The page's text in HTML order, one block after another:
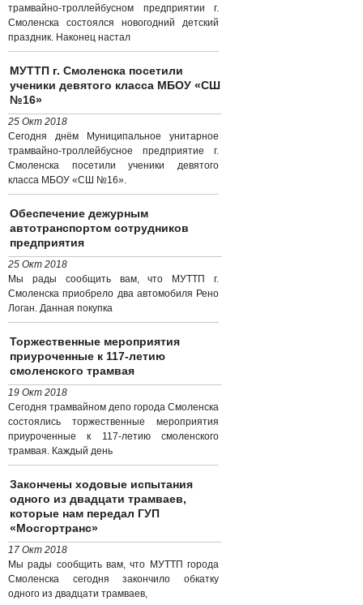
трамвайно-троллейбусном предприятии г.
Смоленска состоялся новогодний детский
праздник. Наконец настал
МУТТП г. Смоленска посетили
ученики девятого класса МБОУ «СШ
№16»
25 Окт 2018
Сегодня днём Муниципальное унитарное
трамвайно-троллейбусное предприятие г.
Смоленска посетили ученики девятого
класса МБОУ «СШ №16».
Обеспечение дежурным
автотранспортом сотрудников
предприятия
25 Окт 2018
Мы рады сообщить вам, что МУТТП г.
Смоленска приобрело два автомобиля Рено
Логан. Данная покупка
Торжественные мероприятия
приуроченные к 117-летию
смоленского трамвая
19 Окт 2018
Сегодня трамвайном депо города Смоленска
состоялись торжественные мероприятия
приуроченные к 117-летию смоленского
трамвая. Каждый день
Закончены ходовые испытания
одного из двадцати трамваев,
которые нам передал ГУП
«Мосгортранс»
17 Окт 2018
Мы рады сообщить вам, что МУТТП города
Смоленска сегодня закончило обкатку
одного из двадцати трамваев,